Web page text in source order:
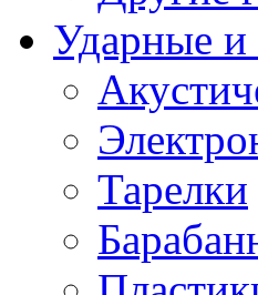
Ударные и
Тарелки